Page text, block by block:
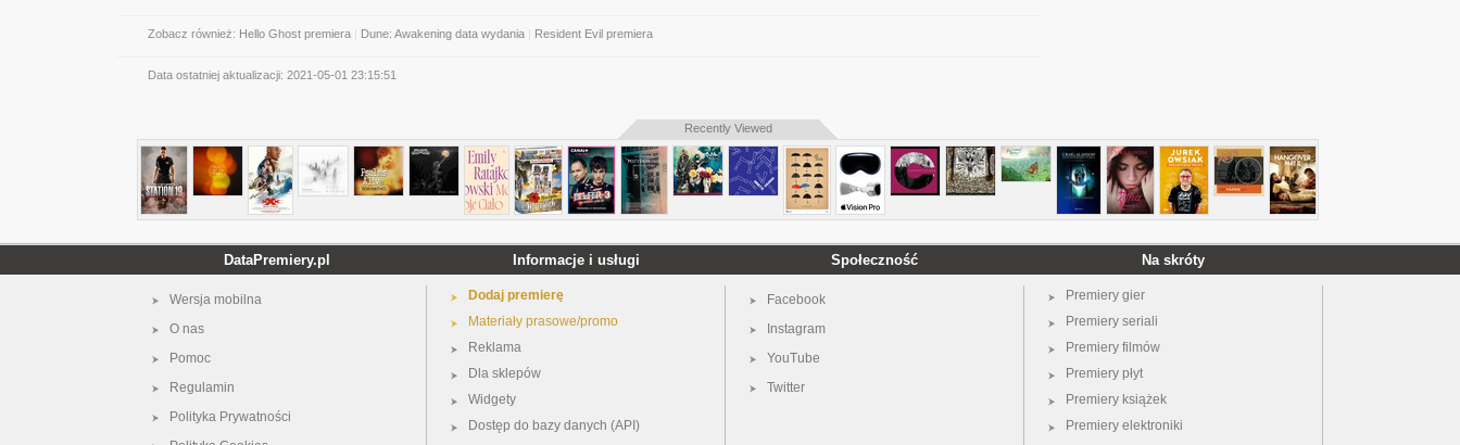
Zobacz również: Hello Ghost premiera Dune: Awakening data wydania Resident Evil premiera
Data ostatniej aktualizacji: 2021-05-01 23:15:51
Recently Viewed
DataPremiery.pl
Wersja mobilna
O nas
Pomoc
Regulamin
Polityka Prywatności
Informacje i usługi
Dodaj premierę
Materiały prasowe/promo
Reklama
Dla sklepów
Widgety
Dostęp do bazy danych (API)
Społeczność
Facebook
Instagram
YouTube
Twitter
Na skróty
Premiery gier
Premiery seriali
Premiery filmów
Premiery płyt
Premiery książek
Premiery elektroniki